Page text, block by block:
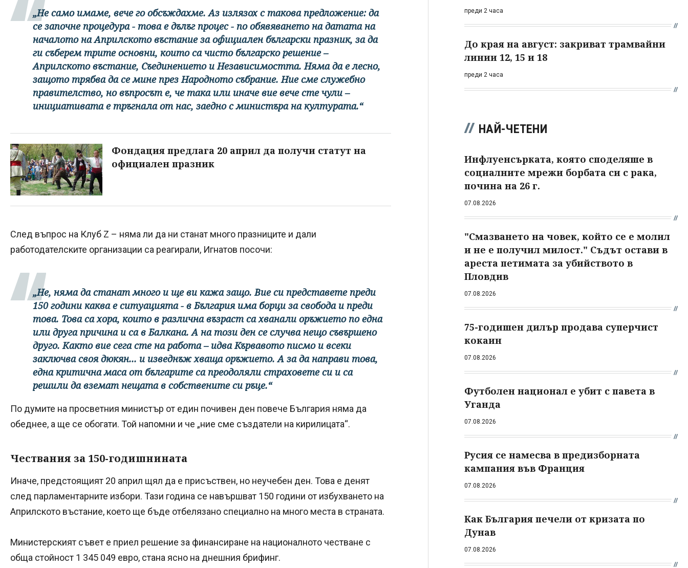
„Не само имаме, вече го обсъждахме. Аз излязох с такова предложение: да
се започне процедура - това е дълъг процес - по обявяването на датата на
началото на Априлското въстание за официален български празник, за да
ги съберем трите основни, които са чисто българско решение –
Априлското въстание, Съединението и Независимостта. Няма да е лесно,
защото трябва да се мине през Народното събрание. Ние сме служебно
правителство, но въпросът е, че така или иначе вие вече сте чули –
инициативата е тръгнала от нас, заедно с министъра на културата.“
Фондация предлага 20 април да получи статут на
официален празник
След въпрос на Клуб Z – няма ли да ни станат много празниците и дали
работодателските организации са реагирали, Игнатов посочи:
„Не, няма да станат много и ще ви кажа защо. Вие си представете преди
150 години каква е ситуацията - в България има борци за свобода и преди
това. Това са хора, които в различна възраст са хванали оръжието по една
или друга причина и са в Балкана. А на този ден се случва нещо съвършено
друго. Както вие сега сте на работа – идва Кървавото писмо и всеки
заключва своя дюкян... и изведнъж хваща оръжието. А за да направи това,
една критична маса от българите са преодоляли страховете си и са
решили да вземат нещата в собствените си ръце.“
По думите на просветния министър от един почивен ден повече България няма да
обеднее, а ще се обогати. Той напомни и че „ние сме създатели на кирилицата“.
Чествания за 150-годишнината
Иначе, предстоящият 20 април щял да е присъствен, но неучебен ден. Това е денят
след парламентарните избори. Тази година се навършват 150 години от избухването на
Априлското въстание, което ще бъде отбелязано специално на много места в страната.
Министерският съвет е приел решение за финансиране на националното честване с
обща стойност 1 345 049 евро, стана ясно на днешния брифинг.
преди 2 часа
До края на август: закриват трамвайни
линии 12, 15 и 18
преди 2 часа
НАЙ-ЧЕТЕНИ
Инфлуенсърката, която споделяше в
социалните мрежи борбата си с рака,
почина на 26 г.
07.08.2026
"Смазването на човек, който се е молил
и не е получил милост." Съдът остави в
ареста петимата за убийството в
Пловдив
07.08.2026
75-годишен дилър продава суперчист
кокаин
07.08.2026
Футболен национал е убит с павета в
Уганда
07.08.2026
Русия се намесва в предизборната
кампания във Франция
07.08.2026
Как България печели от кризата по
Дунав
07.08.2026